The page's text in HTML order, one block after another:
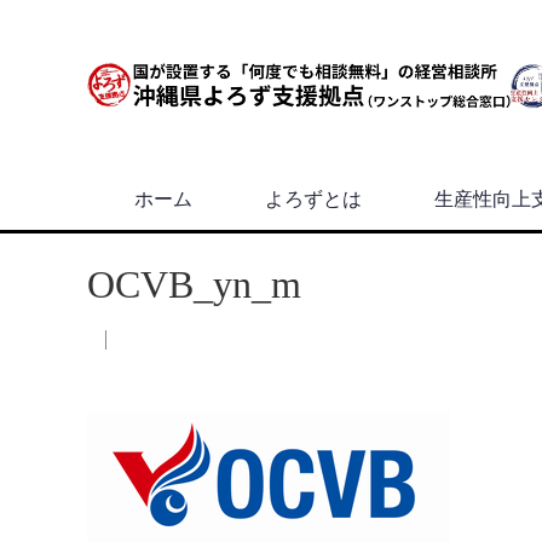
ホーム よろずとは 生産性向上
OCVB_yn_m